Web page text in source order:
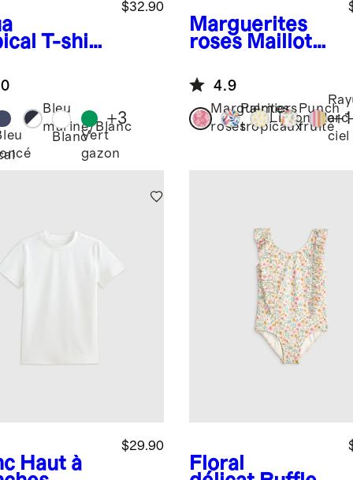
T-shirt
raglan
$32.90
Bleu
marine/Blanc
BlancVert
gazon
+3
Marguerites
roses Maillot
pièce
4.9
Marguerites
roses
Palmiers
tropicaux
Limonade
Punch
fruité
ciel
+1
Haut à
$29.90
Floral